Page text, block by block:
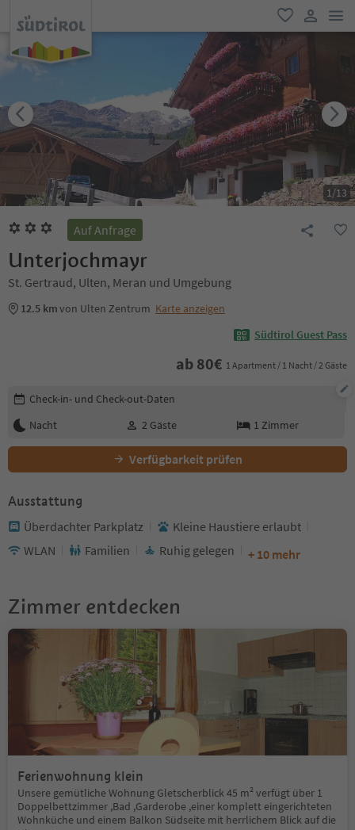
favorit
user link
1/13
Auf Anfrage
Unterjochmayr
St. Gertraud, Ulten, Meran und Umgebung
12.5 kmvon Ulten Zentrum Karte anzeigen
Südtirol Guest Pass
ab 80€ 1 Apartment / 1 Nacht / 2 Gäste
Buchungsdetails bearbeiten
Check-in- und Check-out-Daten
Nacht
2 Gäste 1 Zimmer
Verfügbarkeit prüfen
Ausstattung
Überdachter Parkplatz
Kleine Haustiere erlaubt
WLAN
Familien Ruhig gelegen + 10 mehr
Zimmer entdecken
Ferienwohnung klein
Unsere gemütliche Wohnung Gletscherblick 45 m² verfügt über 1
Doppelbettzimmer ,Bad ,Garderobe ,einer komplett eingerichteten
Wohnküche und einem Balkon Südseite mit herrlichem Blick auf die